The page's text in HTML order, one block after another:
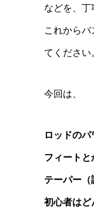
などを、丁
これから
てください
今回は、
ロッドのパ
フィートと
テーパー（
初心者はど